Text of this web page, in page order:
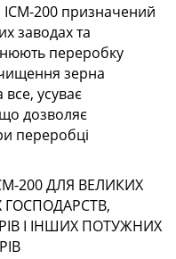
200 призначений
заводах та
переробку
зерна
усуває
дозволяє
переробці
200 ДЛЯ ВЕЛИКИХ
І ІНШИХ ПОТУЖНИХ